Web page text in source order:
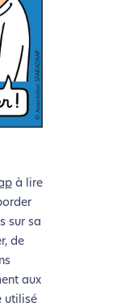
dans le cadre
drastiquement
à votre
son Mode
!
à lire
sur sa
de
aux
utilisé